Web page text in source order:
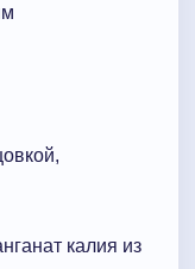
калия из